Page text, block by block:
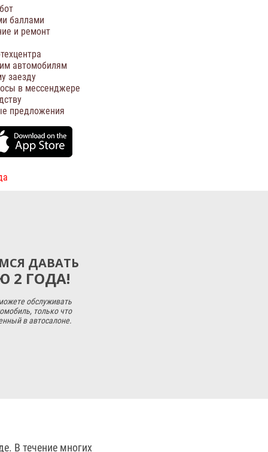
баллами
и ремонт
автомобилям
заезду
в мессенджере
предложения
ДАВАТЬ
2 ГОДА!
обслуживать
только что
в автосалоне.
В течение многих